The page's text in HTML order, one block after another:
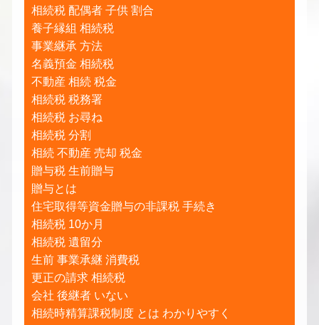
相続税 配偶者 子供 割合
養子縁組 相続税
事業継承 方法
名義預金 相続税
不動産 相続 税金
相続税 税務署
相続税 お尋ね
相続税 分割
相続 不動産 売却 税金
贈与税 生前贈与
贈与とは
住宅取得等資金贈与の非課税 手続き
相続税 10か月
相続税 遺留分
生前 事業承継 消費税
更正の請求 相続税
会社 後継者 いない
相続時精算課税制度 とは わかりやすく